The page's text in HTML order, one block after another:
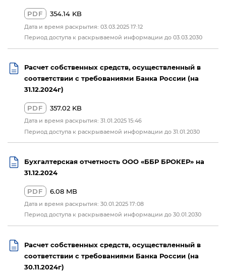
PDF 354.14 KB
Дата и время раскрытия: 03.03.2025 17:12
Период доступа к раскрываемой информации до 03.03.2030
Расчет собственных средств, осуществленный в
соответствии с требованиями Банка России (на
31.12.2024г)
PDF 357.02 KB
Дата и время раскрытия: 31.01.2025 15:46
Период доступа к раскрываемой информации до 31.01.2030
Бухгалтерская отчетность ООО «ББР БРОКЕР» на
31.12.2024
PDF 6.08 MB
Дата и время раскрытия: 30.01.2025 17:08
Период доступа к раскрываемой информации до 30.01.2030
Расчет собственных средств, осуществленный в
соответствии с требованиями Банка России (на
30.11.2024г)